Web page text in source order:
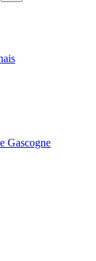
Gascogne